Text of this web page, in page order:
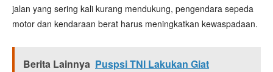
jalan yang sering kali kurang mendukung, pengendara sepeda
motor dan kendaraan berat harus meningkatkan kewaspadaan.
Berita Lainnya Puspsi TNI Lakukan Giat